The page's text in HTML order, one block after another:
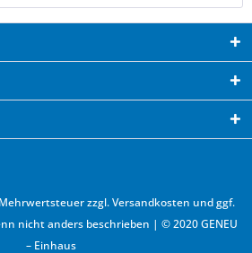
zzgl.Versandkosten und ggf.
nicht anders beschrieben | © 2020 GENEU
– Einhaus